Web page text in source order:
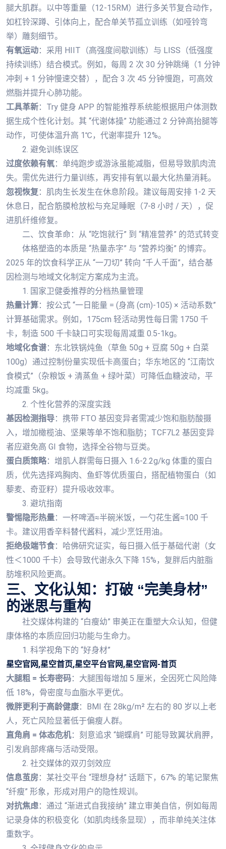
腿大肌群。以中等重量（12-15RM）进行多关节复合动作，
如杠铃深蹲、引体向上，配合单关节孤立训练（如哑铃弯
举）雕刻细节。
有氧运动：采用 HIIT（高强度间歇训练）与 LISS（低强度
持续训练）结合模式。例如，每周 2 次 30 分钟跳绳（1 分钟
冲刺 + 1 分钟慢速交替），配合 3 次 45 分钟慢跑，可高效
燃脂并提升心肺功能。
工具革新：Try 健身 APP 的智能推荐系统能根据用户体测数
据生成个性化计划。其 “代谢体操” 功能通过 2 分钟高抬腿等
动作，可使体温升高 1℃，代谢率提升 12%。
2. 避免训练误区
过度依赖有氧：单纯跑步或游泳虽能减脂，但易导致肌肉流
失。需优先进行力量训练，再安排有氧以最大化热量消耗。
忽视恢复 ：肌肉生长发生在休息阶段。建议每周安排 1-2 天
休息日，配合筋膜枪放松与充足睡眠（7-8 小时 / 天），促
进肌纤维修复。
二、饮食革命：从 “吃饱就行” 到 “精准营养” 的范式转变
体格塑造的本质是 “热量赤字” 与 “营养均衡” 的博弈。
2025 年的饮食科学正从 “一刀切” 转向 “千人千面”，结合基
因检测与地域文化制定方案成为主流。
1. 国家卫健委推荐的分档热量管理
热量计算：按公式 “一日能量 = (身高 (cm)-105) × 活动系数”
计算基础需求。例如，175cm 轻活动男性每日需 1750 千
卡，制造 500 千卡缺口可实现每周减重 0.5-1kg。
地域化食谱：东北铁锅炖鱼（草鱼 50g + 豆腐 50g + 白菜
100g）通过控制份量实现低卡高蛋白；华东地区的 “江南饮
食模式”（杂粮饭 + 清蒸鱼 + 绿叶菜）可降低血糖波动，平
均减重 5kg。
2. 个性化营养的深度实践
基因检测指导：携带 FTO 基因变异者需减少饱和脂肪酸摄
入，增加橄榄油、坚果等单不饱和脂肪；TCF7L2 基因变异
者应避免高 GI 食物，选择全谷物与豆类。
蛋白质策略：增肌人群需每日摄入 1.6-2.2g/kg 体重的蛋白
质，优先选择鸡胸肉、鱼虾等优质蛋白，搭配植物蛋白（如
藜麦、奇亚籽）提升吸收效率。
3. 避坑指南
警惕隐形热量：一杯啤酒≈半碗米饭，一勺花生酱≈100 千
卡。建议用香辛料替代酱料，减少烹饪用油。
拒绝极端节食：哈佛研究证实，每日摄入低于基础代谢（女
性＜1000 千卡）会导致代谢永久下降 15%，复胖后内脏脂
肪堆积风险更高。
三、文化认知：打破 “完美身材”
的迷思与重构
社交媒体构建的 “白瘦幼” 审美正在重塑大众认知，但健
康体格的本质应回归功能与生命力。
1. 科学视角下的 “好身材”
星空官网,星空首页,星空平台官网,星空官网-首页
大腿粗 = 长寿密码：大腿围每增加 5 厘米，全因死亡风险降
低 18%，骨密度与血脂水平更优。
微胖更利于高龄健康：BMI 在 28kg/m² 左右的 80 岁以上老
人，死亡风险显著低于偏瘦人群。
直角肩 = 体态危机：刻意追求 “蝴蝶肩” 可能导致翼状肩胛，
引发肩部疼痛与活动受限。
2. 社交媒体的双刃剑效应
信息茧房：某社交平台 “理想身材” 话题下，67% 的笔记聚焦
“纤瘦” 形象，形成对用户的隐性规训。
对抗焦虑：通过 “渐进式自我接纳” 建立审美自信，例如每周
记录身体的积极变化（如肌肉线条显现），而非单纯关注体
重数字。